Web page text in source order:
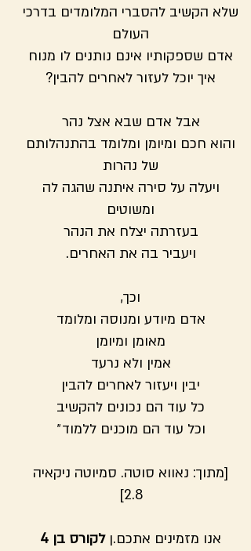
שלא הקשיב להסברי המלומדים בדרכי
העולם
אדם שספקותיו אינם נותנים לו מנוח
איך יוכל לעזור לאחרים להבין?
אבל אדם שבא אצל נהר
והוא חכם ומיומן ומלומד בהתנהלותם
של נהרות
ויעלה על סירה איתנה שהגה לה
ומשוטים
בעזרתה יצלח את הנהר
ויעביר בה את האחרים.
וכך,
אדם מיודע ומנוסה ומלומד
מאומן ומיומן
אמין ולא נרעד
יבין ויעזור לאחרים להבין
כל עוד הם נכונים להקשיב
וכל עוד הם מוכנים ללמוד״
[מתוך: נאווא סוטה. סמיוטה ניקאיה
2.8]
אנו מזמינים אתכם.ן לקורס בן 4